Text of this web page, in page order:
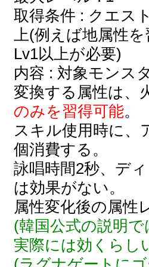
取得条件 : クエス
上(例えば地属性
Lv1以上が必要)
内容 : 対象モンス
変換する属性は、
のみを習得可能。
スキル使用時に、
個消費する。
詠唱時間2秒、デ
は効果がない。
属性変化後の属性
(韓国公式の説明
実際には効くらし